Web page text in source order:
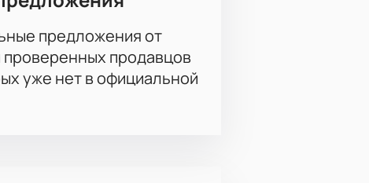
предложения от
проверенных продавцов
уже нет в официальной